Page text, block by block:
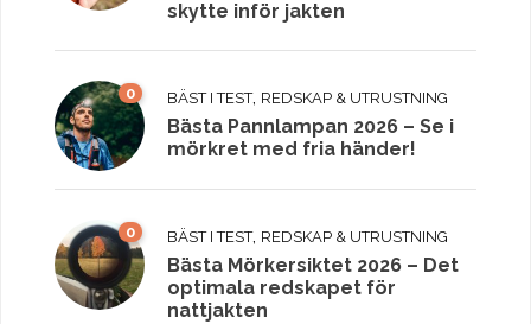
skytte inför jakten
0 BÄST I TEST, REDSKAP & UTRUSTNING
Bästa Pannlampan 2026 – Se i
mörkret med fria händer!
0 BÄST I TEST, REDSKAP & UTRUSTNING
Bästa Mörkersiktet 2026 – Det
optimala redskapet för
nattjakten